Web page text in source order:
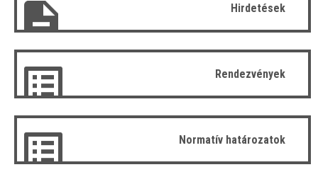
Hirdetések
Rendezvények
Normatív határozatok